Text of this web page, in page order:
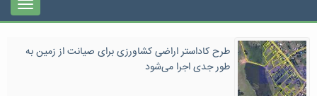
طرح کاداستر اراضی کشاورزی برای صیانت از زمین به
طور جدی اجرا می‌شود